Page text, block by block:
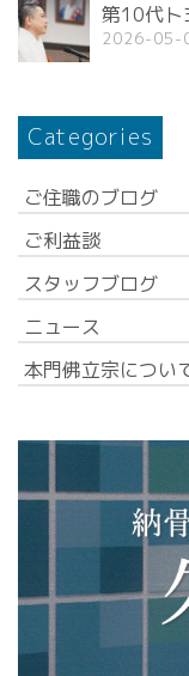
第10代ト
2026-05-
Categories
ご住職のブログ
ご利益談
スタッフブログ
ニュース
本門佛立宗につい